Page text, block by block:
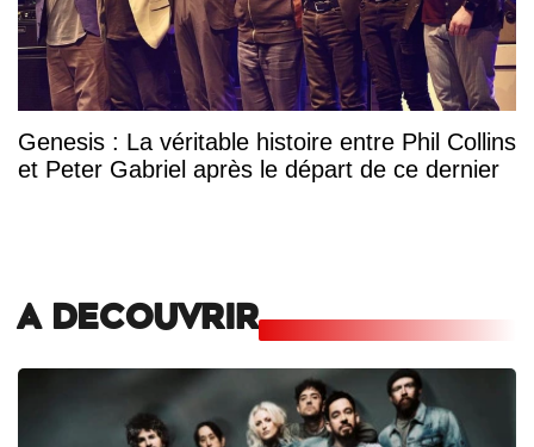
Genesis : La véritable histoire entre Phil Collins
et Peter Gabriel après le départ de ce dernier
A DECOUVRIR